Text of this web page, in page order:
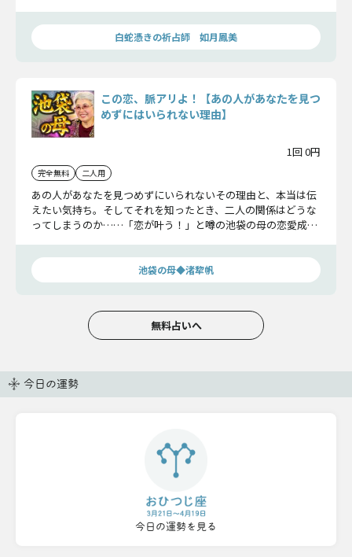
白蛇憑きの祈占師 如月鳳美
この恋、脈アリよ！【あの人があなたを見つ
めずにはいられない理由】
1回 0円
完全無料 二人用
あの人があなたを見つめずにいられないその理由と、本当は伝
えたい気持ち。そしてそれを知ったとき、二人の関係はどうな
ってしまうのか……「恋が叶う！」と噂の池袋の母の恋愛成就
池袋の母◆渚犂帆
無料占いへ
今日の運勢
今日の運勢を見る